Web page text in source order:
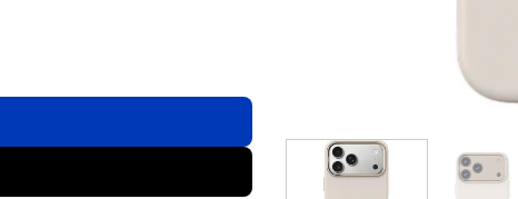
Max - สี White ชิ้น